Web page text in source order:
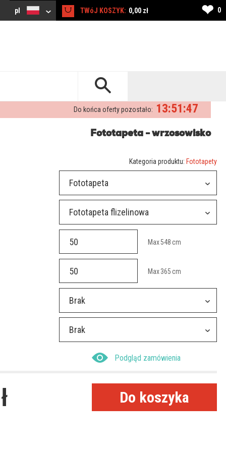
pl TWóJ KOSZYK: 0,00 zł ❤ 0
13:51:46
Do końca oferty pozostało:
Fototapeta - wrzosowisko
Kategoria produktu: Fototapety
Fototapeta
Fototapeta flizelinowa
Max548 cm
Max365 cm
Brak
Brak
Podgląd zamówienia